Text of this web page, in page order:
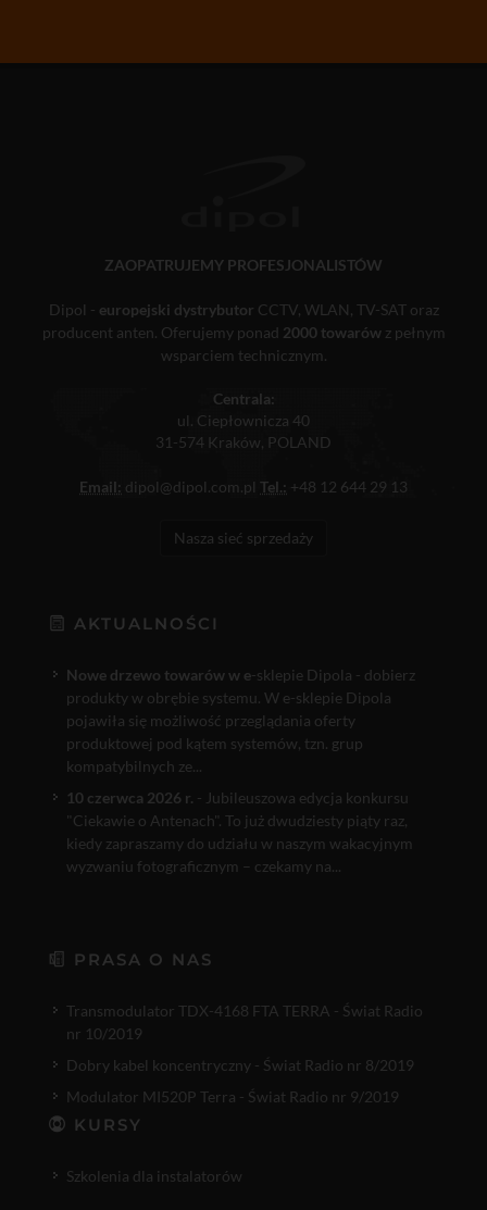
ZAOPATRUJEMY PROFESJONALISTÓW
Dipol - europejski dystrybutor CCTV, WLAN, TV-SAT oraz
producent anten. Oferujemy ponad 2000 towarówz pełnym
wsparciem technicznym.
Centrala:
ul. Ciepłownicza 40
31-574 Kraków, POLAND
Email: dipol@dipol.com.pl Tel.: +48 12 644 29 13
Nasza sieć sprzedaży
AKTUALNOŚCI
Nowe drzewo towarów w e-sklepie Dipola - dobierz
produkty w obrębie systemu. W e-sklepie Dipola
pojawiła się możliwość przeglądania oferty
produktowej pod kątem systemów, tzn. grup
kompatybilnych ze...
10 czerwca 2026 r. - Jubileuszowa edycja konkursu
"Ciekawie o Antenach". To już dwudziesty piąty raz,
kiedy zapraszamy do udziału w naszym wakacyjnym
wyzwaniu fotograficznym – czekamy na...
PRASA O NAS
Transmodulator TDX-4168 FTA TERRA - Świat Radio
nr 10/2019
Dobry kabel koncentryczny - Świat Radio nr 8/2019
Modulator MI520P Terra - Świat Radio nr 9/2019
KURSY
Szkolenia dla instalatorów